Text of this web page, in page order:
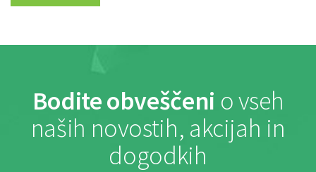
Bodite obveščeni o vseh
naših novostih, akcijah in
dogodkih